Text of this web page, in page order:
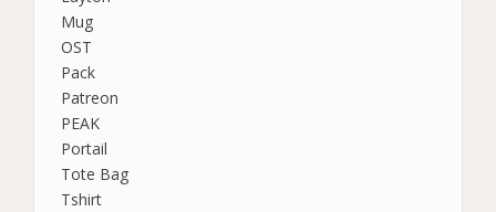
Mug
OST
Pack
Patreon
PEAK
Portail
Tote Bag
Tshirt